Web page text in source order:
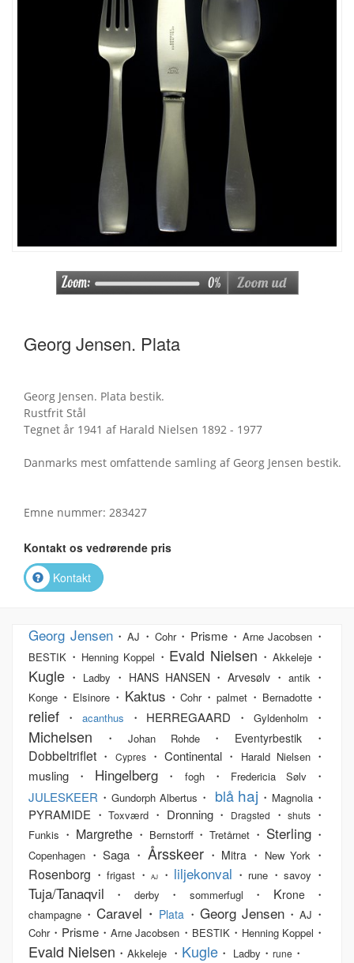
Georg Jensen. Plata
Georg Jensen. Plata bestik.
Rustfrit Stål
Tegnet år 1941 af Harald Nielsen 1892 - 1977
Danmarks mest omfattende samling af Georg Jensen bestik.
Emne nummer: 283427
Kontakt os vedrørende pris
Kontakt
Georg Jensen・AJ ・ Cohr・Prisme・ Arne Jacobsen ・
BESTIK ・ Henning Koppel ・ Evald Nielsen ・Akkeleje ・
Kugle ・ Ladby ・ HANS HANSEN ・Arvesølv ・antik ・
Konge ・ Elsinore・ Kaktus ・Cohr・palmet ・ Bernadotte ・
relief ・ acanthus ・HERREGAARD・Gyldenholm ・
Michelsen ・ Johan Rohde・ Eventyrbestik ・
Dobbeltriflet ・ Cypres・Continental・ Harald Nielsen・
musling・ Hingelberg ・ fogh・ Fredericia Sølv・
JULESKEER ・ Gundorph Albertus ・ blå haj ・ Magnolia ・
PYRAMIDE・Toxværd ・Dronning・ Dragsted ・shuts ・
Funkis ・ Margrethe・ Bernstorff・Tretårnet ・ Sterling ・
Copenhagen ・Saga・ Årsskeer・ Mitra ・ New York ・
Rosenborg ・frigast ・AJ ・ liljekonval ・ rune ・savoy ・
Tuja/Tanaqvil ・ derby ・ sommerfugl ・ Krone・
champagne ・Caravel・ Plata ・ Georg Jensen・ AJ ・
Cohr・Prisme・Arne Jacobsen ・ BESTIK・ Henning Koppel ・
Evald Nielsen ・ Akkeleje ・ Kugle ・ Ladby ・ rune ・